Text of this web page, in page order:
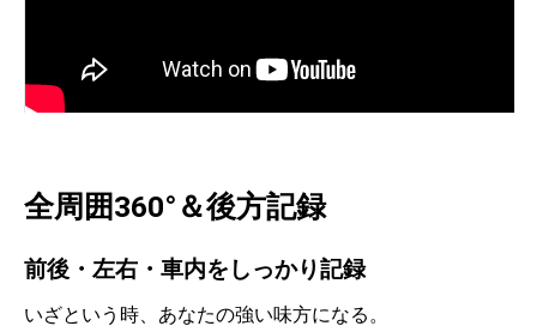
全周囲360°＆後方記録
前後・左右・車内をしっかり記録
いざという時、あなたの強い味方になる。